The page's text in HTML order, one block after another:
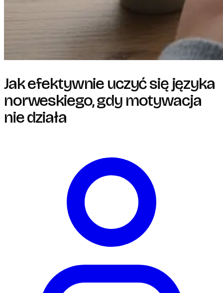
Jak efektywnie uczyć się języka
norweskiego, gdy motywacja
nie działa